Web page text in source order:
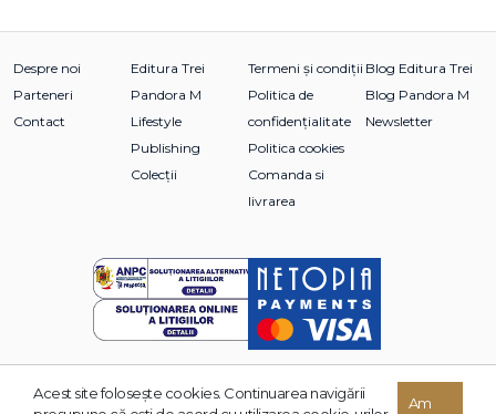
Despre noi
Parteneri
Contact
Editura Trei
Pandora M
Lifestyle
Publishing
Colecții
Termeni și condiții
Politica de
confidențialitate
Politica cookies
Comanda si
livrarea
Blog Editura Trei
Blog Pandora M
Newsletter
© 2026 Grupul Editorial TREI. Toate drepturile rezervate.
Acest site foloseşte cookies. Continuarea navigării
Am